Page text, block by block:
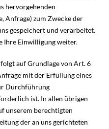
hervorgehenden
Anfrage) zum Zwecke der
gespeichert und verarbeitet.
Ihre Einwilligung weiter.
auf Grundlage von Art. 6
mit der Erfüllung eines
Durchführung
ist. In allen übrigen
unserem berechtigten
der an uns gerichteten